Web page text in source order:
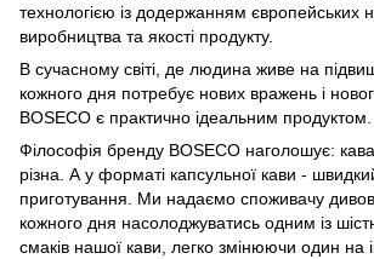
технологією із додержанням європейських
виробництва та якості продукту.
В сучасному світі, де людина живе на
кожного дня потребує нових вражень і
BOSECO є практично ідеальним продуктом.
Філософія бренду BOSECO наголошує:
різна. А у форматі капсульної кави -
приготування. Ми надаємо споживачу
кожного дня насолоджуватись одним із
смаків нашої кави, легко змінюючи один на